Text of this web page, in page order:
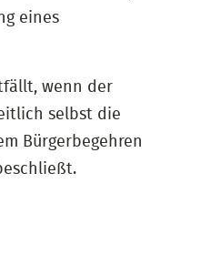
eines
wenn der
selbst die
Bürgerbegehren